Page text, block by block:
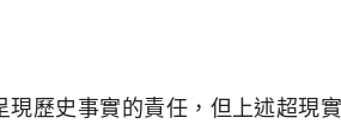
現歷史事實的責任，但上述超現